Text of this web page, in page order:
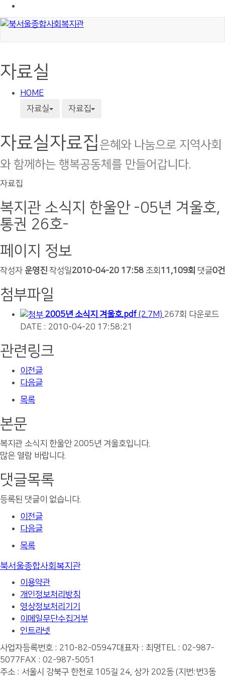
자료실
HOME
자료실
자료집
자료실자료집은혜와 나눔으로 지역사회
와 함께하는 행복공동체를 만들어갑니다.
자료집
복지관 소식지 한울안 -05년 겨울호,
통권 26호-
페이지 정보
작성자 운영진 작성일2010-04-20 17:58 조회 11,109회 댓글0건
첨부파일
2005년 소식지 겨울호.pdf (2.7M) 267회 다운로드
DATE : 2010-04-20 17:58:21
관련링크
이전글
다음글
목록
본문
복지관 소식지 한울안 2005년 겨울호입니다.
많은 열람 바랍니다.
댓글목록
등록된 댓글이 없습니다.
이전글
다음글
목록
북서울종합사회복지관
이용약관
개인정보처리방침
영상정보처리기기
이메일무단수집거부
인트라넷
사업자등록번호 : 210-82-05947대표자 : 최명TEL : 02-987-
5077 FAX : 02-987-5051
주소 : 서울시 강북구 한천로 105길 24, 상가 202동 (지번:번3동